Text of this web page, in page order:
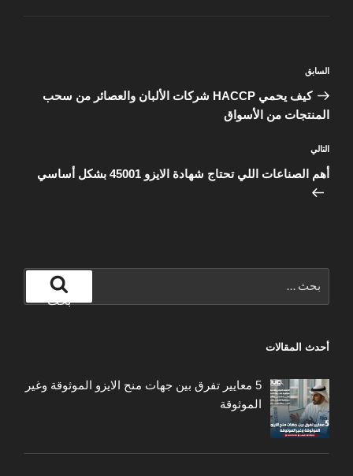
المقالة
السابقة
السابق
كيف يحمي HACCP شركات الألبان والعصائر من سحب
المنتجات من الأسواق
المقالة
التالية
التالي
أهم الصناعات اللي تحتاج شهادة الايزو 45001 بشكل أساسي
عن:
بحث
أحدث المقالات
5 معايير تفرق بين جهات منح الايزو الموثوقة وغير
الموثوقة